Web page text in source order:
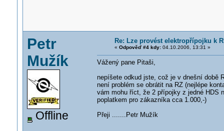
Petr
Mužík
Offline
Re: Lze provést elektropřípojku k
« Odpověď #4 kdy:04.10.2006, 13:31 »
Vážený pane Pitaši,
nepíšete odkud jste, což je v dnešní době
není problém se obrátit na RZ (nejlépe
vám mohu říct, že 2 přípojky z jedné HDS
poplatkem pro zákazníka cca 1.000,-)
Přeji .......Petr Mužík